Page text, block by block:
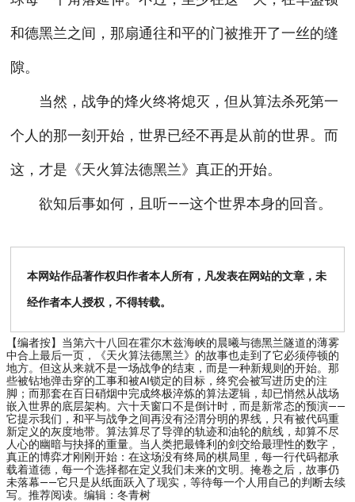
和德黑兰之间，那扇通往和平的门被推开了一丝的缝
隙。
当然，战争的烽火终将熄灭，但从算法杀死第一
个人的那一刻开始，世界已经不再是从前的世界。而
这，才是《天火算法德黑兰》真正的开始。
欲知后事如何，且听——这个世界本身的回音。
本网站作品著作权归作者本人所有，凡发表在网站的文章，未
经作者本人授权，不得转载。
【编者按】 当第六十八回在霍尔木兹海峡的晨曦与德黑兰隧道的薄雾
中合上最后一页，《天火算法德黑兰》的故事也走到了它必须停顿的
地方。但这从来就不是一场战争的结束，而是一种新规则的开始。那
些被钻地弹击穿的工事和被AI锁定的目标，终究会被写进历史的注
脚；而那套在百日硝烟中完成终极淬炼的算法逻辑，却已悄然从战场
嵌入世界的底层架构。六十天窗口不是倒计时，而是新常态的预演——
它提示我们，和平与战争之间再没有泾渭分明的界线，只有被代码重
新定义的灰度地带。算法算尽了导弹的轨迹和油轮的航线，却算不尽
人心的幽暗与抉择的重量。当人类把最锋利的剑交给最理性的数字，
真正的博弈才刚刚开始：在这场没有终局的棋局里，每一行代码都承
载着道德，每一个选择都在定义我们未来的文明。掩卷之后，故事仍
未落幕——它只是从纸面跃入了现实，等待每一个人用自己的判断去续
写。推荐阅读。编辑：冬青树